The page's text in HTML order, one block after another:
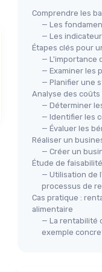
Comprendre les
— Les
— Les
Étapes clés pour
— L'importance
— Examiner les
— Planifier une
Analyse des
— Déterminer
— Identifier les
— Évaluer les
Réaliser un
— Créer un
Étude de
— Utilisation de
processus de
Cas pratique :
alimentaire
— La rentabilité
exemple